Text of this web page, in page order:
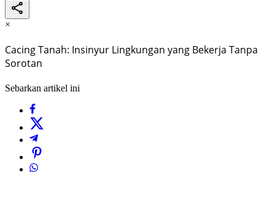
×
Cacing Tanah: Insinyur Lingkungan yang Bekerja Tanpa
Sorotan
Sebarkan artikel ini